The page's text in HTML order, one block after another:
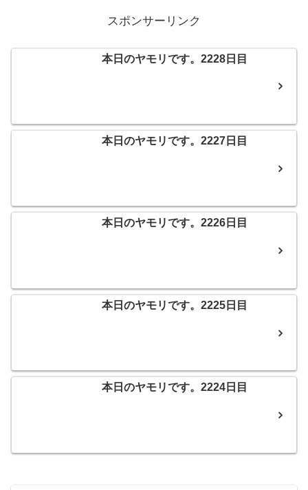
スポンサーリンク
本日のヤモリです。2228日目
本日のヤモリです。2227日目
本日のヤモリです。2226日目
本日のヤモリです。2225日目
本日のヤモリです。2224日目